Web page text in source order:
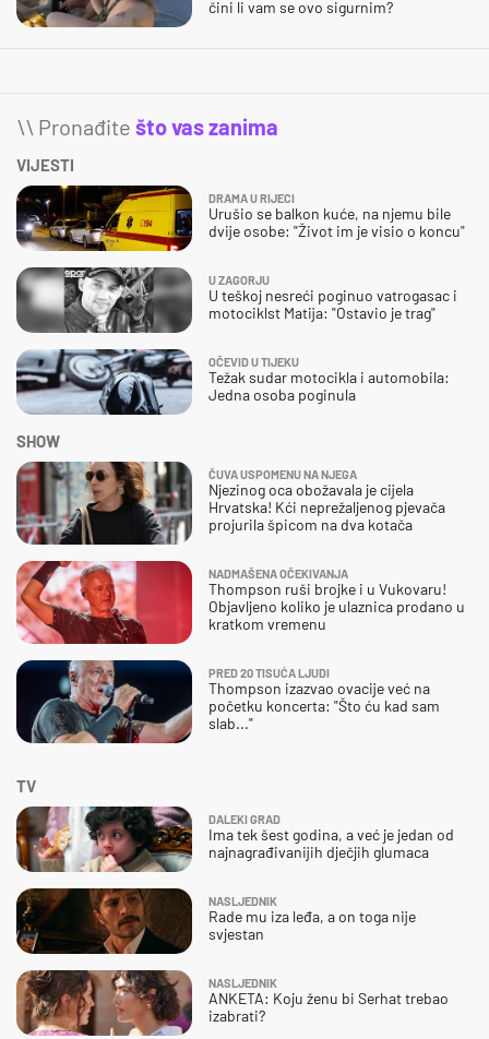
čini li vam se ovo sigurnim?
\\ Pronađite što vas zanima
VIJESTI
DRAMA U RIJECI
Urušio se balkon kuće, na njemu bile
dvije osobe: "Život im je visio o koncu"
U ZAGORJU
U teškoj nesreći poginuo vatrogasac i
motociklst Matija: "Ostavio je trag"
OČEVID U TIJEKU
Težak sudar motocikla i automobila:
Jedna osoba poginula
SHOW
ČUVA USPOMENU NA NJEGA
Njezinog oca obožavala je cijela
Hrvatska! Kći neprežaljenog pjevača
projurila špicom na dva kotača
NADMAŠENA OČEKIVANJA
Thompson ruši brojke i u Vukovaru!
Objavljeno koliko je ulaznica prodano u
kratkom vremenu
PRED 20 TISUĆA LJUDI
Thompson izazvao ovacije već na
početku koncerta: "Što ću kad sam
slab..."
TV
DALEKI GRAD
Ima tek šest godina, a već je jedan od
najnagrađivanijih dječjih glumaca
NASLJEDNIK
Rade mu iza leđa, a on toga nije
svjestan
NASLJEDNIK
ANKETA: Koju ženu bi Serhat trebao
izabrati?